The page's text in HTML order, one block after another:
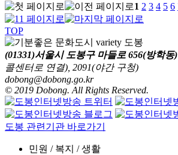
1 2 3 4 5 6
TOP
(01331)서울시 도봉구 마들로 656(방학동)
콜센터로 연결), 2091(야간 구청)
dobong@dobong.go.kr
© 2019 Dobong. All Rights Reserved.
도봉 관련기관 바로가기
민원 / 복지 / 생활